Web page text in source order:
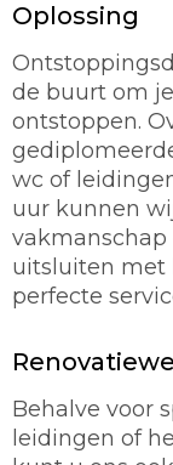
Oplossing
de buurt om
ontstoppen.
wc of
uur kunnen
vakmanschap
uitsluiten met
perfecte
Behalve voor
leidingen of